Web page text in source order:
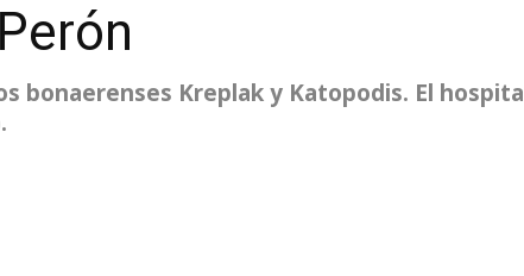
bonaerenses Kreplak y Katopodis. El